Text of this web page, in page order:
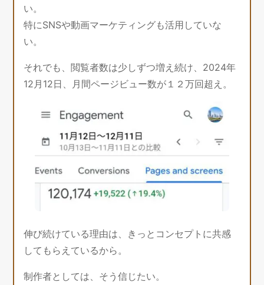
い。
特にSNSや動画マーケティングも活用していな
い。
それでも、閲覧者数は少しずつ増え続け、2024年
12月12日、月間ページビュー数が１２万回超え。
伸び続けている理由は、きっとコンセプトに共感
してもらえているから。
制作者としては、そう信じたい。